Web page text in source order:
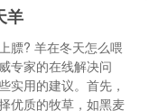
羊
膘? 羊在冬天怎么喂
专家的在线解决问
实用的建议。首先，
优质的牧草，如黑麦